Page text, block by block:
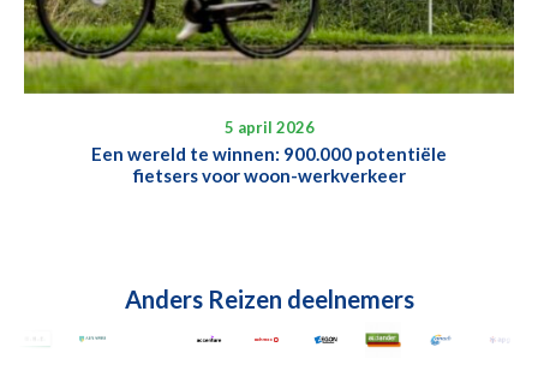
5 april 2026
Een wereld te winnen: 900.000 potentiële
fietsers voor woon-werkverkeer
Anders Reizen deelnemers